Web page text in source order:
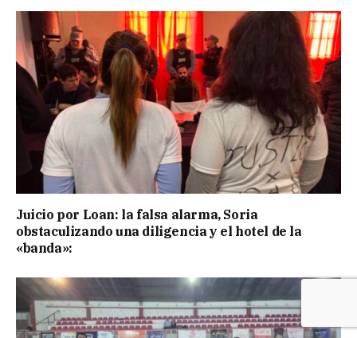
Juicio por Loan: la falsa alarma, Soria
obstaculizando una diligencia y el hotel de la
«banda»: